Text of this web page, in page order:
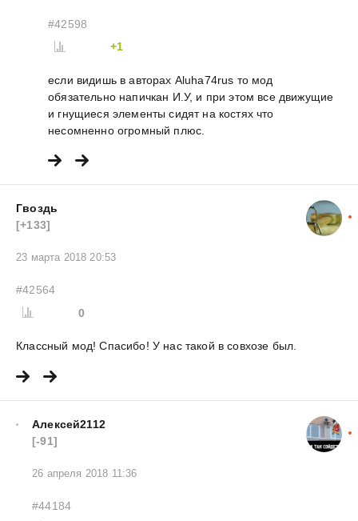
#42598
+1
если видишь в авторах Aluha74rus то мод
обязательно напичкан И.У, и при этом все движущие
и гнущиеся элементы сидят на костях что
несомненно огромный плюс.
Гвоздь
[+133]
23 марта 2018 20:53
#42564
0
Классный мод! Спасибо! У нас такой в совхозе был.
Алексей2112
[-91]
26 апреля 2018 11:36
#44184